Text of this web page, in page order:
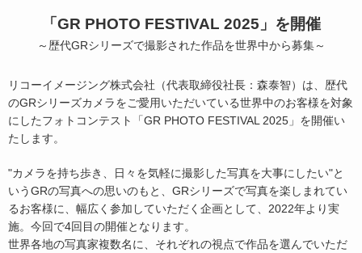
「GR PHOTO FESTIVAL 2025」を開催
～歴代GRシリーズで撮影された作品を世界中から募集～
リコーイメージング株式会社（代表取締役社長：森泰智）は、歴代
のGRシリーズカメラをご愛用いただいている世界中のお客様を対象
にしたフォトコンテスト「GR PHOTO FESTIVAL 2025」を開催い
たします。
"カメラを持ち歩き、日々を気軽に撮影した写真を大事にしたい"と
いうGRの写真への思いのもと、GRシリーズで写真を楽しまれてい
るお客様に、幅広く参加していただく企画として、2022年より実
施。今回で4回目の開催となります。
世界各地の写真家複数名に、それぞれの視点で作品を選んでいただ